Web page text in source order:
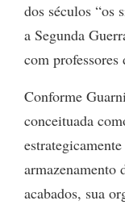
dos séculos “os
a Segunda
com professores
Conforme
conceituada
armazenamento
acabados, sua